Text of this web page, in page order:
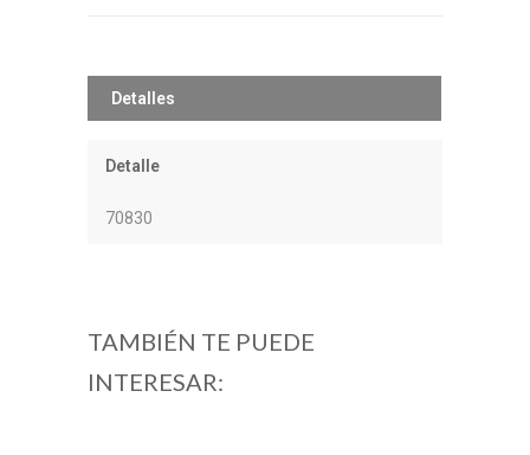
Detalles
Detalle
70830
TAMBIÉN TE PUEDE
INTERESAR: